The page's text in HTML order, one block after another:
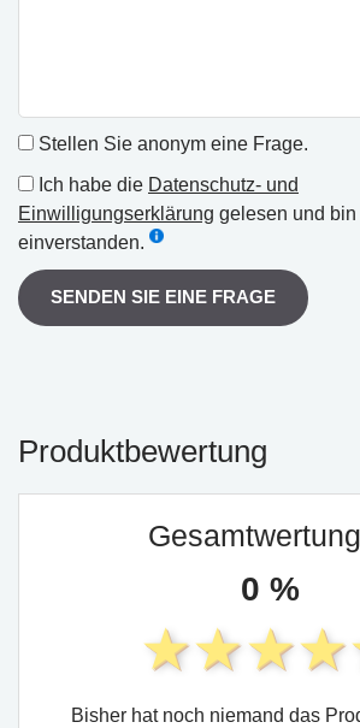
Stellen Sie anonym eine Frage.
Ich habe die Datenschutz- und
Einwilligungserklärung gelesen und bin
einverstanden.
SENDEN SIE EINE FRAGE
Produktbewertung
Gesamtwertung
0 %
Bisher hat noch niemand das